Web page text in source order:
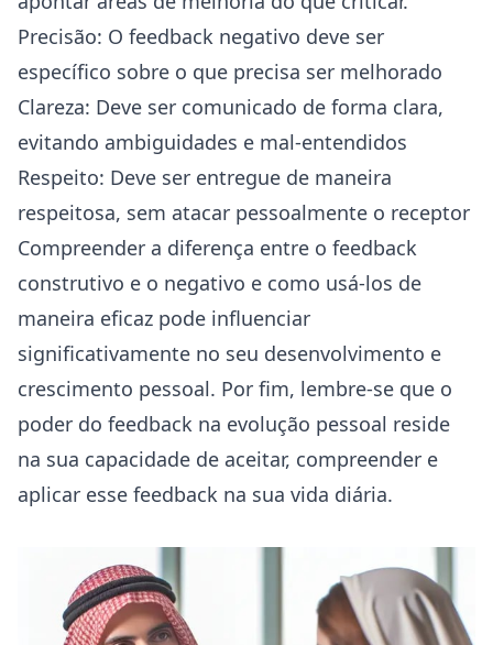
Precisão: O feedback negativo deve ser
específico sobre o que precisa ser melhorado
Clareza: Deve ser comunicado de forma clara,
evitando ambiguidades e mal-entendidos
Respeito: Deve ser entregue de maneira
respeitosa, sem atacar pessoalmente o receptor
Compreender a diferença entre o feedback
construtivo e o negativo e como usá-los de
maneira eficaz pode influenciar
significativamente no seu desenvolvimento e
crescimento pessoal. Por fim, lembre-se que o
poder do feedback na evolução pessoal reside
na sua capacidade de aceitar, compreender e
aplicar esse feedback na sua vida diária.